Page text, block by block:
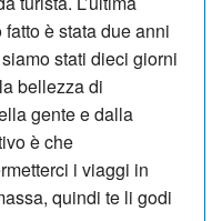
è stata due anni
stati dieci giorni
bellezza di
gente e dalla
è che
i viaggi in
quindi te li godi